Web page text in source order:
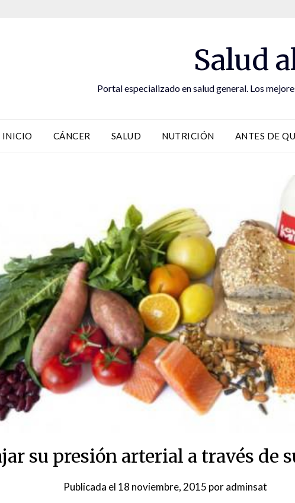
Salud
Portal especializado en salud general. Los
INICIO CÁNCER SALUD NUTRICIÓN ANTES DE
su presión arterial a través de
Publicada el 18 noviembre, 2015 poradminsat